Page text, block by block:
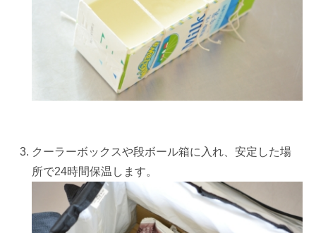
クーラーボックスや段ボール箱に入れ、安定した場
所で24時間保温します。